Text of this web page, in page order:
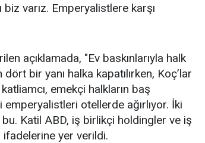
biz varız. Emperyalistlere karşı
açıklamada, "Ev baskınlarıyla halk
bir yanı halka kapatılırken, Koç’lar
katliamcı, emekçi halkların baş
otellerde ağırlıyor. İki
Katil ABD, iş birlikçi holdingler ve iş
yer verildi.